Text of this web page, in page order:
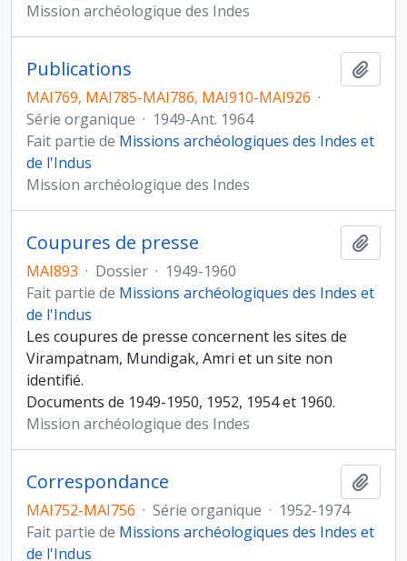
Mission archéologique des Indes
Publications
MAI769, MAI785-MAI786, MAI910-MAI926 ·
Série organique · 1949-Ant. 1964
Fait partie de Missions archéologiques des Indes et
de l'Indus
Mission archéologique des Indes
Coupures de presse
MAI893 · Dossier · 1949-1960
Fait partie de Missions archéologiques des Indes et
de l'Indus
Les coupures de presse concernent les sites de
Virampatnam, Mundigak, Amri et un site non
identifié.
Documents de 1949-1950, 1952, 1954 et 1960.
Mission archéologique des Indes
Correspondance
MAI752-MAI756 · Série organique · 1952-1974
Fait partie de Missions archéologiques des Indes et
de l'Indus